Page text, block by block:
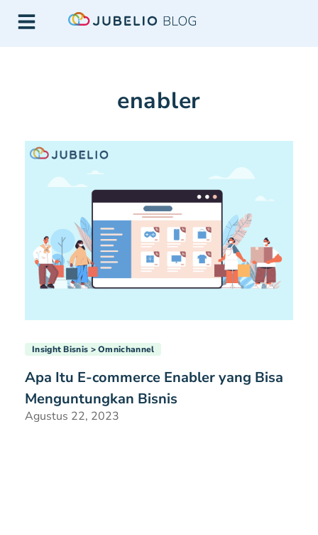
enabler
Insight Bisnis Omnichannel
Apa Itu E-commerce Enabler yang Bisa
Menguntungkan Bisnis
Agustus 22, 2023